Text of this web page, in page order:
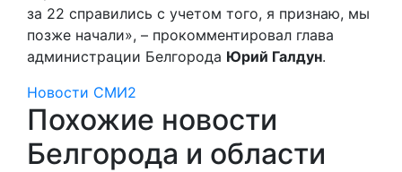
за 22 справились с учетом того, я признаю, мы
позже начали», – прокомментировал глава
администрации Белгорода Юрий Галдун.
Новости СМИ2
Похожие новости
Белгорода и области